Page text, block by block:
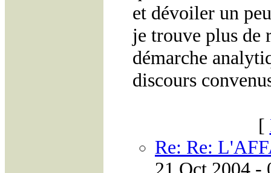
et dévoiler un
je trouve plus de
démarche
discours
[
Re: Re: